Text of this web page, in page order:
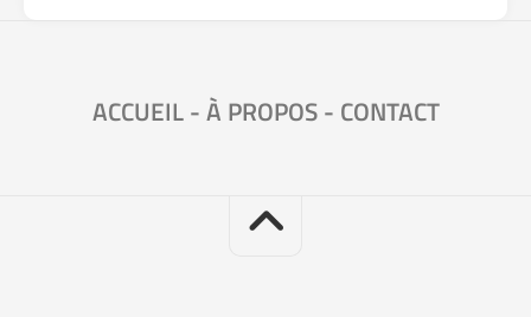
ACCUEIL-À PROPOS- CONTACT